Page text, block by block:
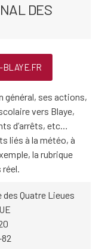
DES
BLAYE.FR
général, ses actions,
vers Blaye,
d’arrêts, etc…
liés à la météo, à
la rubrique
réel.
des Quatre Lieues